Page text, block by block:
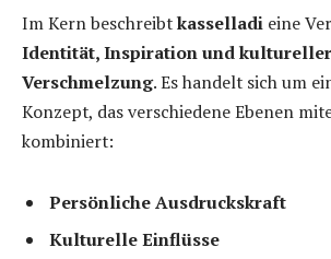
Im Kern beschreibtkasselladi eine
Identität, Inspiration und kultureller
Verschmelzung. Es handelt sich um
Konzept, das verschiedene Ebenen
kombiniert:
Persönliche Ausdruckskraft
Kulturelle Einflüsse